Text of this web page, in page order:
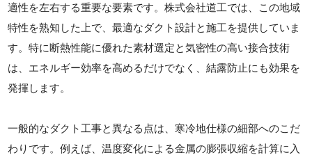
適性を左右する重要な要素です。株式会社道工では、この地域
特性を熟知した上で、最適なダクト設計と施工を提供していま
す。特に断熱性能に優れた素材選定と気密性の高い接合技術
は、エネルギー効率を高めるだけでなく、結露防止にも効果を
発揮します。
一般的なダクト工事と異なる点は、寒冷地仕様の細部へのこだ
わりです。例えば、温度変化による金属の膨張収縮を計算に入